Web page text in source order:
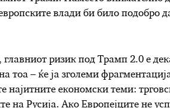
влади би било подобро
ризик под Трамп 2.0 е
– ќе ја зголеми
најитните економски теми:
Русија. Ако Европејците не